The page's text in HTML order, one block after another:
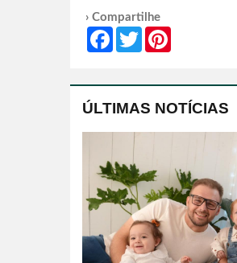
› Compartilhe
FacebookTwitter
ÚLTIMAS NOTÍCIAS